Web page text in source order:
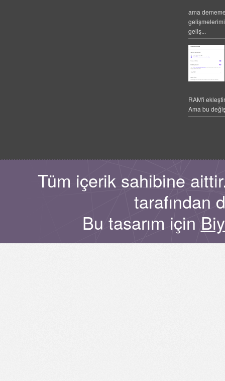
ama
geliş...
RAM'i
Ama bu
Tüm içerik sahibine
tarafından
Bu tasarım için